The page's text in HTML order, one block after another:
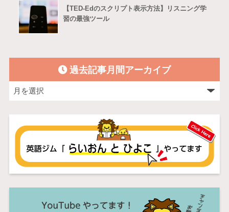
【TED-Edのスクリプト表示方法】リスニング学
習の最強ツール
過去記事月間アーカイブ